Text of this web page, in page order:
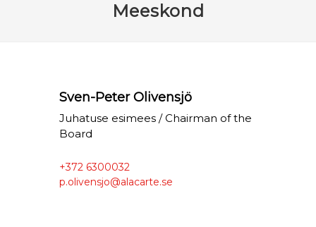
Meeskond
Sven-Peter Olivensjö
Juhatuse esimees / Chairman of the
Board
+372 6300032
p.olivensjo@alacarte.se